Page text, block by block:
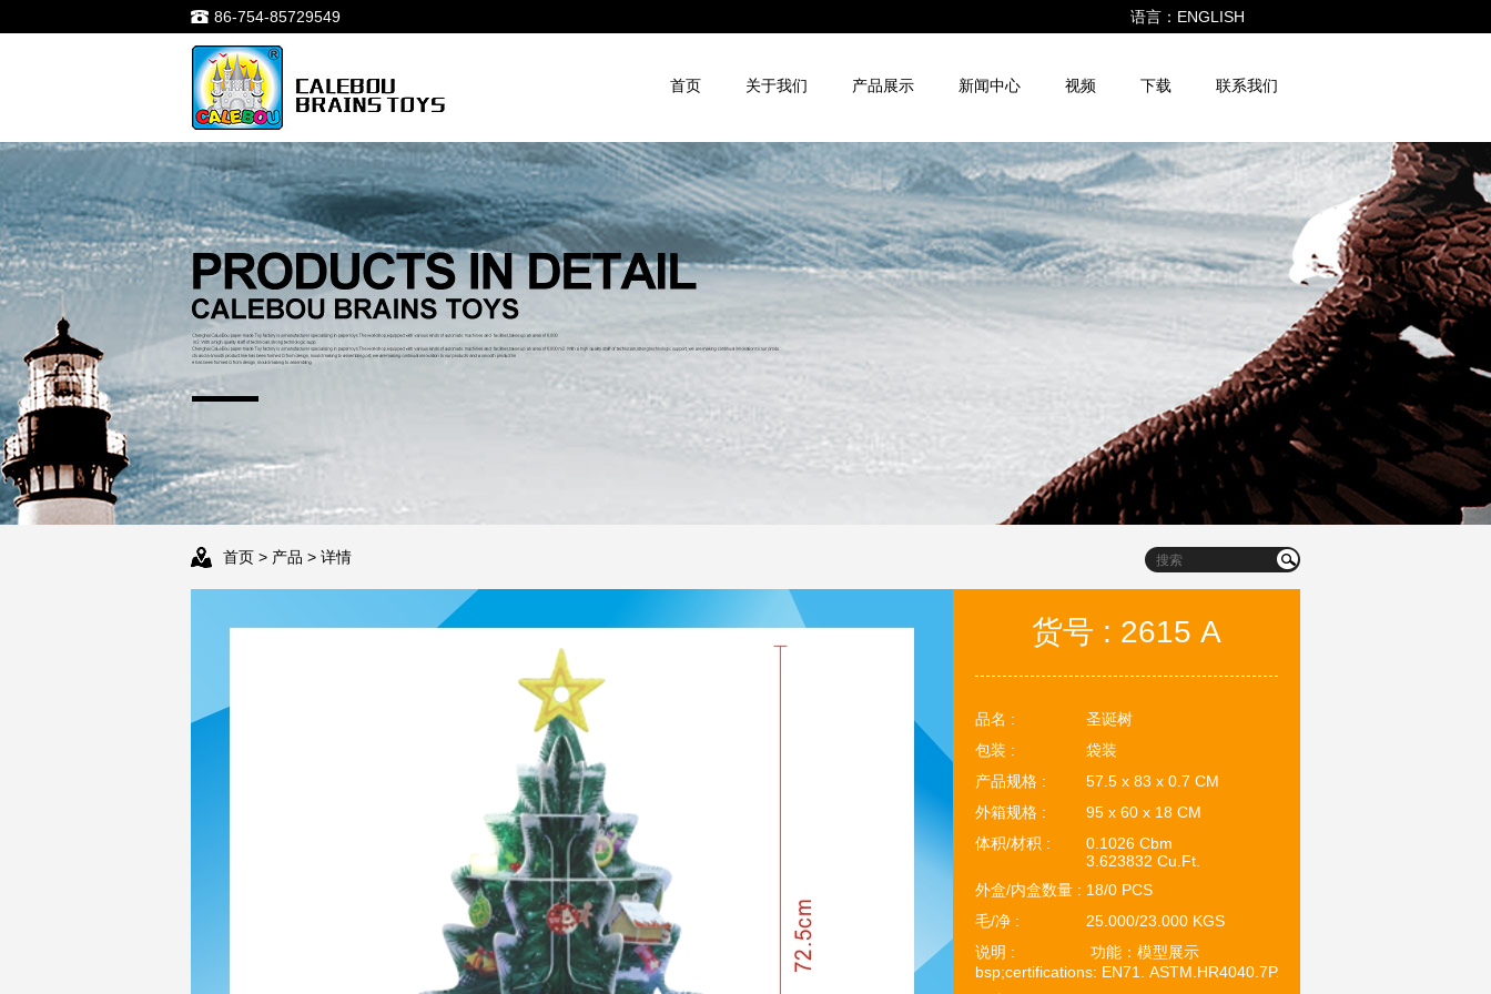
86-754-85729549 语言： ENGLISH
首页 关于我们 产品展示 新闻中心 视频 下载 联系我们
首页 > 产品 > 详情
货号 : 2615 A
品名 :
圣诞树
包装 :
袋装
产品规格 :
57.5 x 83 x 0.7 CM
外箱规格 :
95 x 60 x 18 CM
体积/材积 :
0.1026 Cbm
3.623832 Cu.Ft.
外盒/内盒数量 : 18/0 PCS
毛/净 :
25.000/23.000 KGS
说明 :
功能：模型展示
bsp;certifications: EN71. ASTM.HR4040.7P. 3C.ROHS SGS!